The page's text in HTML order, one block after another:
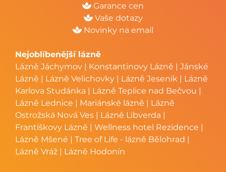
Garance cen
Vaše dotazy
Novinky na email
Nejoblíbenější lázně
Lázně Jáchymov | Konstantinovy Lázně | Jánské
Lázně | Lázně Velichovky | Lázně Jeseník | Lázně
Karlova Studánka | Lázně Teplice nad Bečvou |
Lázně Lednice | Mariánské lázně | Lázně
Ostrožská Nová Ves | Lázně Libverda |
Františkovy Lázně | Wellness hotel Rezidence |
Lázně Mšené | Tree of Life - lázně Bělohrad |
Lázně Vráž | Lázně Hodonín